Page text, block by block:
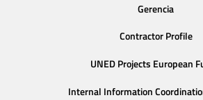
Gerencia
Contractor Profile
UNED Projects European
Internal Information